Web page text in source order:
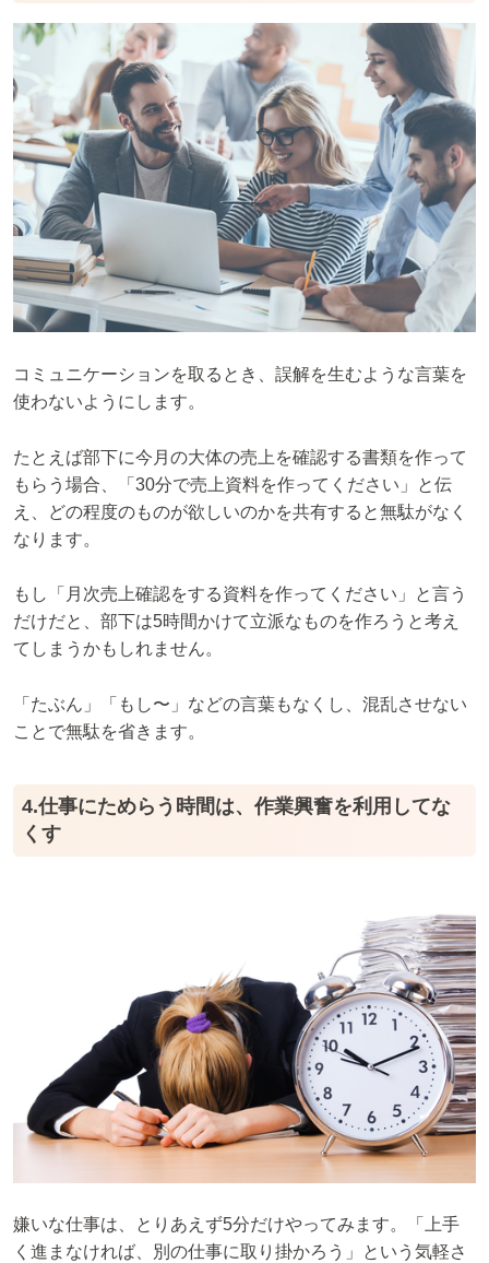
コミュニケーションを取るとき、誤解を生むような言葉を
使わないようにします。
たとえば部下に今月の大体の売上を確認する書類を作って
もらう場合、「30分で売上資料を作ってください」と伝
え、どの程度のものが欲しいのかを共有すると無駄がなく
なります。
もし「月次売上確認をする資料を作ってください」と言う
だけだと、部下は5時間かけて立派なものを作ろうと考え
てしまうかもしれません。
「たぶん」「もし〜」などの言葉もなくし、混乱させない
ことで無駄を省きます。
4.仕事にためらう時間は、作業興奮を利用してな
くす
嫌いな仕事は、とりあえず5分だけやってみます。「上手
く進まなければ、別の仕事に取り掛かろう」という気軽さ